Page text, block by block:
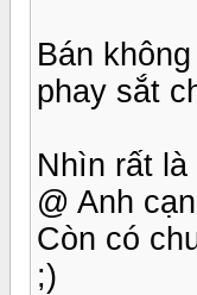
Bán
phay sắt
Nhìn rất là
@ Anh
Còn có
;)